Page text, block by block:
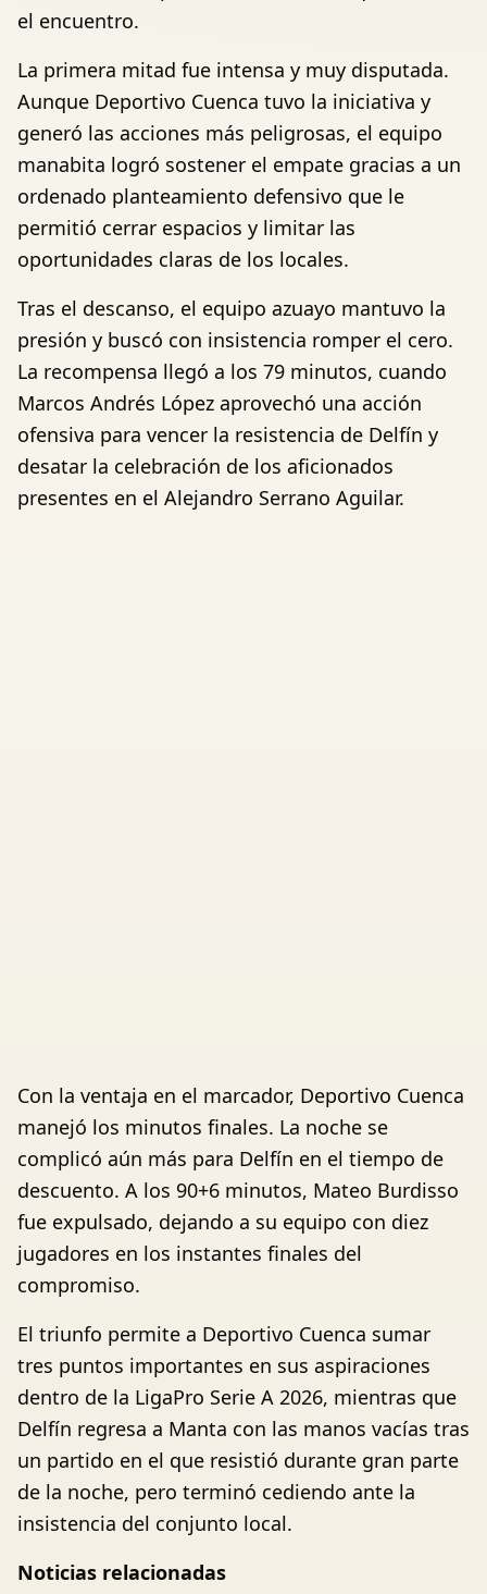
el encuentro.
La primera mitad fue intensa y muy disputada.
Aunque Deportivo Cuenca tuvo la iniciativa y
generó las acciones más peligrosas, el equipo
manabita logró sostener el empate gracias a un
ordenado planteamiento defensivo que le
permitió cerrar espacios y limitar las
oportunidades claras de los locales.
Tras el descanso, el equipo azuayo mantuvo la
presión y buscó con insistencia romper el cero.
La recompensa llegó a los 79 minutos, cuando
Marcos Andrés López aprovechó una acción
ofensiva para vencer la resistencia de Delfín y
desatar la celebración de los aficionados
presentes en el Alejandro Serrano Aguilar.
Con la ventaja en el marcador, Deportivo Cuenca
manejó los minutos finales. La noche se
complicó aún más para Delfín en el tiempo de
descuento. A los 90+6 minutos, Mateo Burdisso
fue expulsado, dejando a su equipo con diez
jugadores en los instantes finales del
compromiso.
El triunfo permite a Deportivo Cuenca sumar
tres puntos importantes en sus aspiraciones
dentro de la LigaPro Serie A 2026, mientras que
Delfín regresa a Manta con las manos vacías tras
un partido en el que resistió durante gran parte
de la noche, pero terminó cediendo ante la
insistencia del conjunto local.
Noticias relacionadas